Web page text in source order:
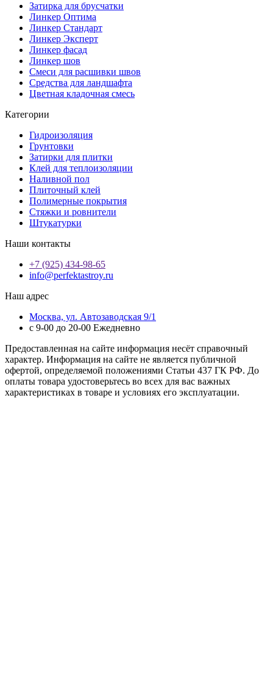
Затирка для брусчатки
Линкер Оптима
Линкер Стандарт
Линкер Эксперт
Линкер фасад
Линкер шов
Смеси для расшивки швов
Средства для ландшафта
Цветная кладочная смесь
Категории
Гидроизоляция
Грунтовки
Затирки для плитки
Клей для теплоизоляции
Наливной пол
Плиточный клей
Полимерные покрытия
Стяжки и ровнители
Штукатурки
Наши контакты
+7 (925) 434-98-65
info@perfektastroy.ru
Наш адрес
Москва, ул. Автозаводская 9/1
с 9-00 до 20-00 Ежедневно
Предоставленная на сайте информация несёт справочный
характер. Информация на сайте не является публичной
офертой, определяемой положениями Статьи 437 ГК РФ. До
оплаты товара удостоверьтесь во всех для вас важных
характеристиках в товаре и условиях его эксплуатации.